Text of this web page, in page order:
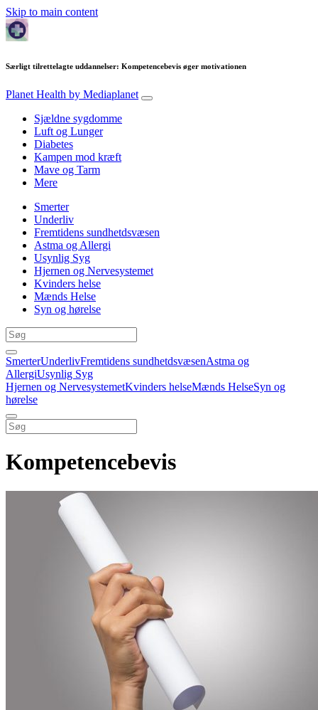
Skip to main content
Særligt tilrettelagte uddannelser: Kompetencebevis øger motivationen
Planet Health by Mediaplanet
Sjældne sygdomme
Luft og Lunger
Diabetes
Kampen mod kræft
Mave og Tarm
Mere
Smerter
Underliv
Fremtidens sundhetdsvæsen
Astma og Allergi
Usynlig Syg
Hjernen og Nervesystemet
Kvinders helse
Mænds Helse
Syn og hørelse
SmerterUnderlivFremtidens sundhetdsvæsenAstma og
AllergiUsynlig Syg
Hjernen og NervesystemetKvinders helseMænds HelseSyn og
hørelse
Kompetencebevis